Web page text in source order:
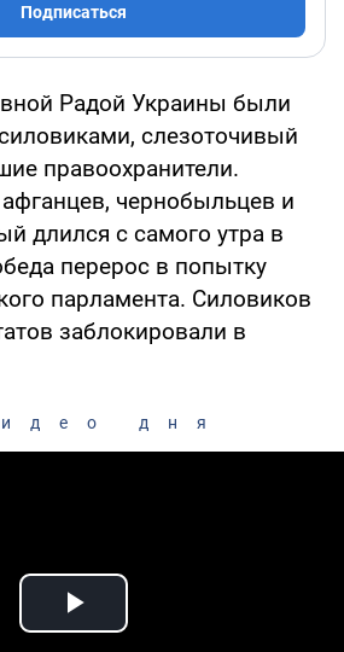
Подписаться
Радой Украины были
слезоточивый
правоохранители.
чернобыльцев и
длился с самого утра в
перерос в попытку
парламента. Силовиков
заблокировали в
дня
Play Video